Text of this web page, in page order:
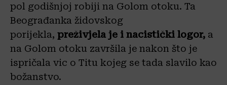
pol godišnjoj robiji na Golom otoku. Ta
Beograđanka židovskog
porijekla, preživjela je i nacistički logor, a
na Golom otoku završila je nakon što je
ispričala vic o Titu kojeg se tada slavilo kao
božanstvo.